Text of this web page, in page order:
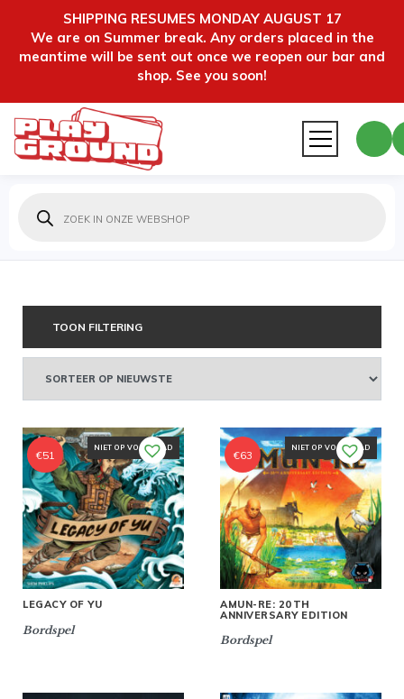
SHIPPING RESUMES MONDAY AUGUST 17
We are on Summer break. Any orders placed in the
meantime will be sent out once we reopen our bar and
shop. See you soon!
zoeken
TOON FILTERING
NIET OP VOORRAAD
LEGACY OF YU
Bordspel
€51
NIET OP VOORRAAD
AMUN-RE: 20TH
ANNIVERSARY EDITION
Bordspel
€63